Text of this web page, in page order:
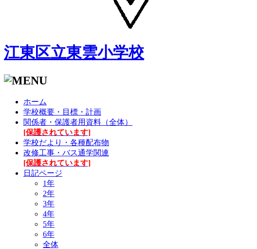
江東区立東雲小学校
ホーム
学校概要・目標・計画
関係者・保護者用資料（全体）
[保護されています]
学校だより・各種配布物
改修工事・バス通学関連
[保護されています]
日記ページ
1年
2年
3年
4年
5年
6年
全体